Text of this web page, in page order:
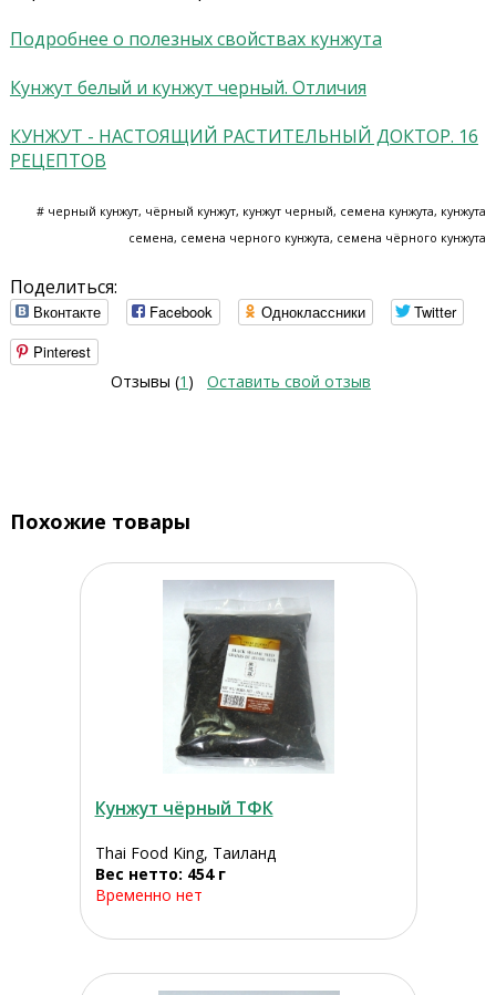
Подробнее о полезных свойствах кунжута
Кунжут белый и кунжут черный. Отличия
КУНЖУТ - НАСТОЯЩИЙ РАСТИТЕЛЬНЫЙ ДОКТОР. 16
РЕЦЕПТОВ
# черный кунжут, чёрный кунжут, кунжут черный, семена кунжута, кунжута
семена, семена черного кунжута, семена чёрного кунжута
Поделиться:
Вконтакте Facebook Одноклассники
Twitter
Pinterest
Отзывы (1 ) Оставить свой отзыв
Похожие товары
Кунжут чёрный ТФК
Thai Food King, Таиланд
Вес нетто: 454 г
Временно нет